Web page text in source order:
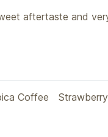
aftertaste and
Coffee